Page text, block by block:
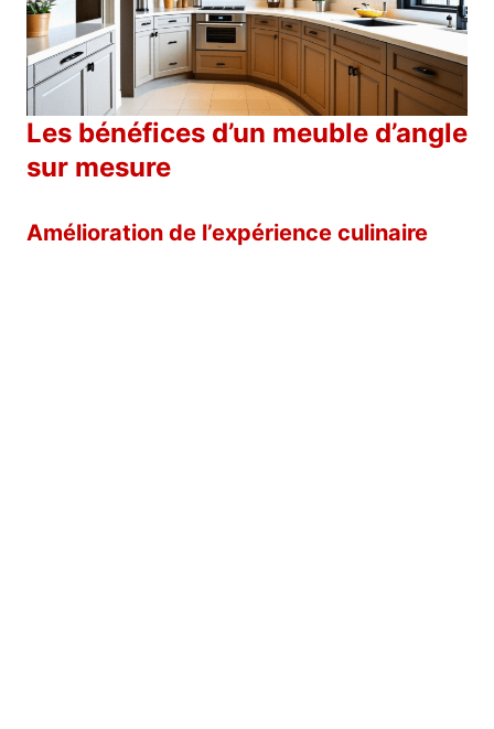
Les bénéfices d’un meuble d’angle
sur mesure
Amélioration de l’expérience culinaire